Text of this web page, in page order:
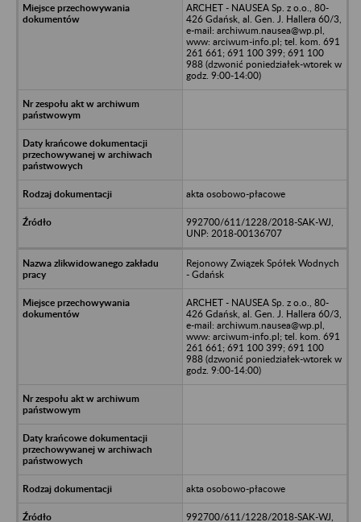
ARCHET - NAUSEA Sp. z o.o., 80-
426 Gdańsk, al. Gen. J. Hallera 60/3,
e-mail: archiwum.nausea@wp.pl,
www: arciwum-info.pl; tel. kom. 691
261 661; 691 100 399; 691 100
988 (dzwonić poniedziałek-wtorek w
godz. 9:00-14:00)
akta osobowo-płacowe
992700/611/1228/2018-SAK-WJ,
UNP: 2018-00136707
Rejonowy Związek Spółek Wodnych
- Gdańsk
ARCHET - NAUSEA Sp. z o.o., 80-
426 Gdańsk, al. Gen. J. Hallera 60/3,
e-mail: archiwum.nausea@wp.pl,
www: arciwum-info.pl; tel. kom. 691
261 661; 691 100 399; 691 100
988 (dzwonić poniedziałek-wtorek w
godz. 9:00-14:00)
akta osobowo-płacowe
992700/611/1228/2018-SAK-WJ,